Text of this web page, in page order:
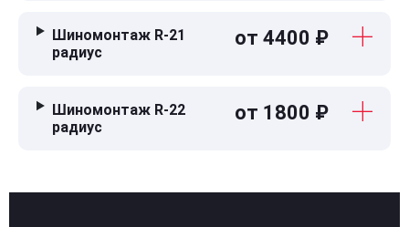
Шиномонтаж R-21
радиус
от 4400 ₽
Шиномонтаж R-22
радиус
от 1800 ₽